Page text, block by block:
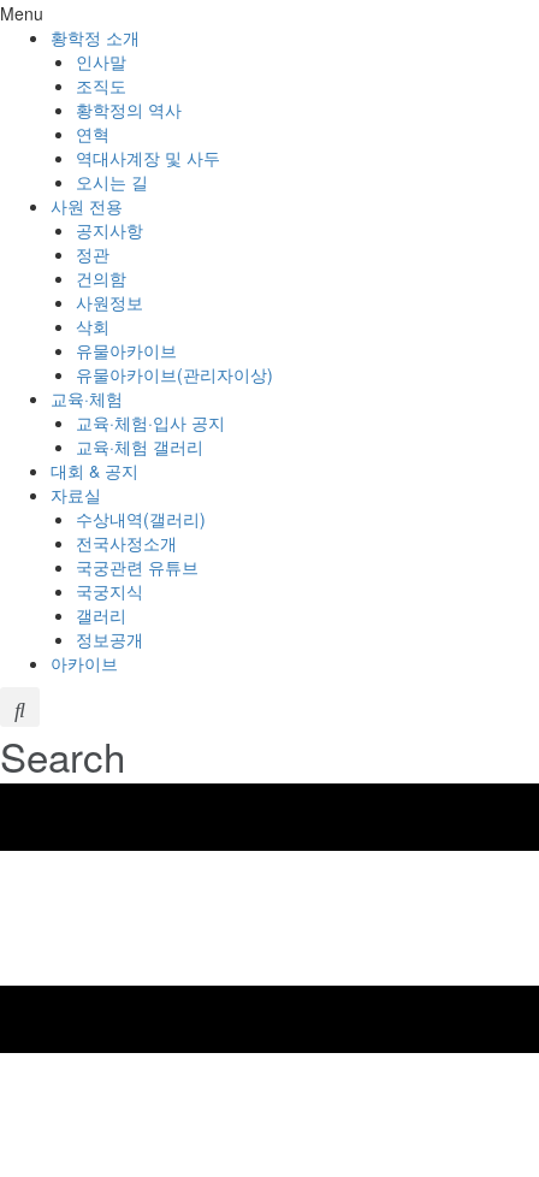
Menu
황학정 소개
인사말
조직도
황학정의 역사
연혁
역대사계장 및 사두
오시는 길
사원 전용
공지사항
정관
건의함
사원정보
삭회
유물아카이브
유물아카이브(관리자이상)
교육·체험
교육·체험·입사 공지
교육·체험 갤러리
대회 & 공지
자료실
수상내역(갤러리)
전국사정소개
국궁관련 유튜브
국궁지식
갤러리
정보공개
아카이브
Search